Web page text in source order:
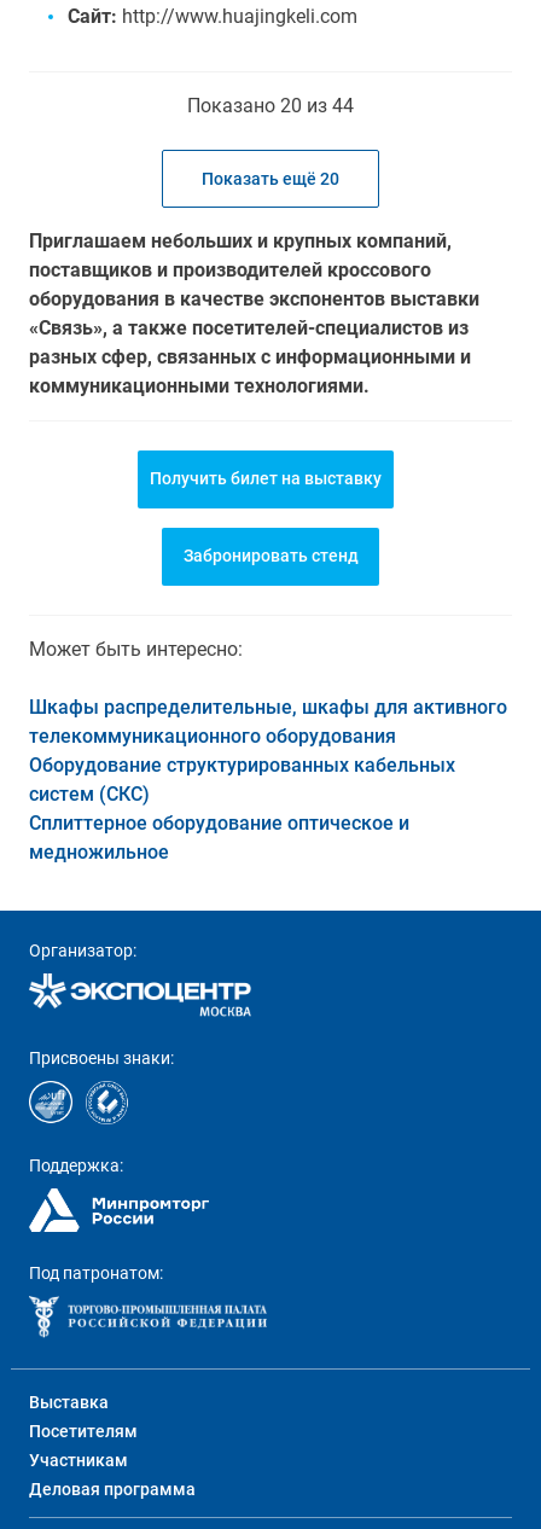
Сайт: http://www.huajingkeli.com
Показано 20 из 44
Показать ещё 20
Приглашаем небольших и крупных компаний,
поставщиков и производителей кроссового
оборудования в качестве экспонентов выставки
«Связь», а также посетителей-специалистов из
разных сфер, связанных с информационными и
коммуникационными технологиями.
Получить билет на выставку
Забронировать стенд
Может быть интересно:
Шкафы распределительные, шкафы для активного
телекоммуникационного оборудования
Оборудование структурированных кабельных
систем (СКС)
Сплиттерное оборудование оптическое и
медножильное
Организатор:
Присвоены знаки:
Поддержка:
Под патронатом:
Выставка
Посетителям
Участникам
Деловая программа